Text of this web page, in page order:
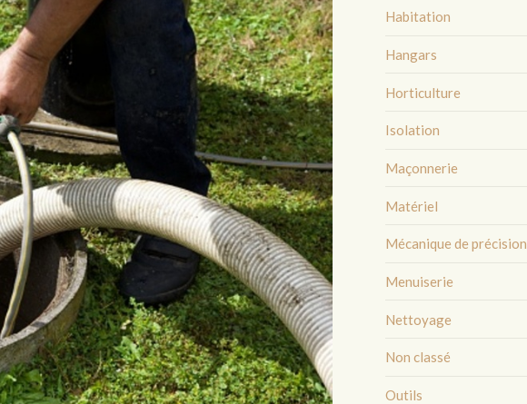
Habitation
Hangars
Horticulture
Isolation
Maçonnerie
Matériel
Mécanique de précision
Menuiserie
Nettoyage
Non classé
Outils